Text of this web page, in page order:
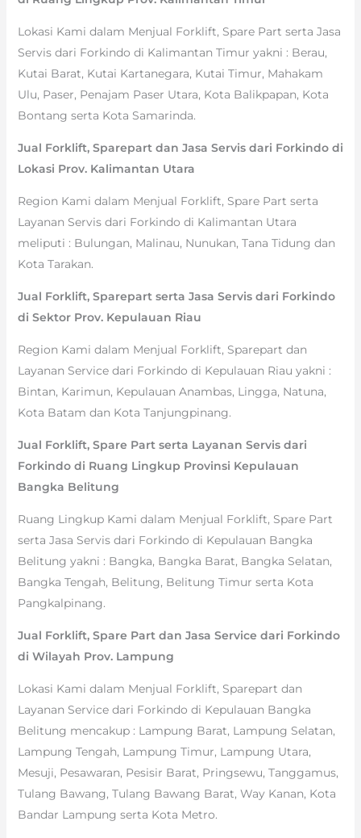
Lokasi Kami dalam Menjual Forklift, Spare Part serta Jasa
Servis dari Forkindo di Kalimantan Timur yakni : Berau,
Kutai Barat, Kutai Kartanegara, Kutai Timur, Mahakam
Ulu, Paser, Penajam Paser Utara, Kota Balikpapan, Kota
Bontang serta Kota Samarinda.
Jual Forklift, Sparepart dan Jasa Servis dari Forkindo di
Lokasi Prov. Kalimantan Utara
Region Kami dalam Menjual Forklift, Spare Part serta
Layanan Servis dari Forkindo di Kalimantan Utara
meliputi : Bulungan, Malinau, Nunukan, Tana Tidung dan
Kota Tarakan.
Jual Forklift, Sparepart serta Jasa Servis dari Forkindo
di Sektor Prov. Kepulauan Riau
Region Kami dalam Menjual Forklift, Sparepart dan
Layanan Service dari Forkindo di Kepulauan Riau yakni :
Bintan, Karimun, Kepulauan Anambas, Lingga, Natuna,
Kota Batam dan Kota Tanjungpinang.
Jual Forklift, Spare Part serta Layanan Servis dari
Forkindo di Ruang Lingkup Provinsi Kepulauan
Bangka Belitung
Ruang Lingkup Kami dalam Menjual Forklift, Spare Part
serta Jasa Servis dari Forkindo di Kepulauan Bangka
Belitung yakni : Bangka, Bangka Barat, Bangka Selatan,
Bangka Tengah, Belitung, Belitung Timur serta Kota
Pangkalpinang.
Jual Forklift, Spare Part dan Jasa Service dari Forkindo
di Wilayah Prov. Lampung
Lokasi Kami dalam Menjual Forklift, Sparepart dan
Layanan Service dari Forkindo di Kepulauan Bangka
Belitung mencakup : Lampung Barat, Lampung Selatan,
Lampung Tengah, Lampung Timur, Lampung Utara,
Mesuji, Pesawaran, Pesisir Barat, Pringsewu, Tanggamus,
Tulang Bawang, Tulang Bawang Barat, Way Kanan, Kota
Bandar Lampung serta Kota Metro.